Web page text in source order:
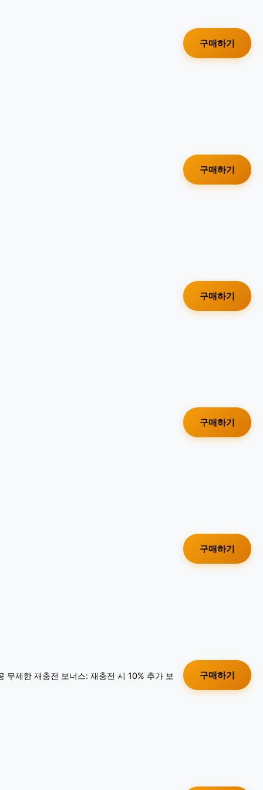
구매하기
구매하기
구매하기
구매하기
구매하기
제한 재충전 보너스: 재충전 시 10% 추가 보 구매하기